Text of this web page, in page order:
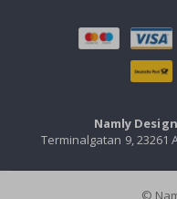
Namly
Terminalgatan 9, 23261
©